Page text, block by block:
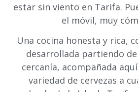
estar sin viento en Tarifa.
el móvil, muy
Una cocina honesta y rica,
desarrollada partiendo
cercanía, acompañada
variedad de cervezas a